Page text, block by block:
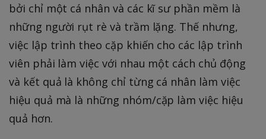
bởi chỉ một cá nhân và các kĩ sư phần mềm là
những người rụt rè và trầm lặng. Thế nhưng,
việc lập trình theo cặp khiến cho các lập trình
viên phải làm việc với nhau một cách chủ động
và kết quả là không chỉ từng cá nhân làm việc
hiệu quả mà là những nhóm/cặp làm việc hiệu
quả hơn.